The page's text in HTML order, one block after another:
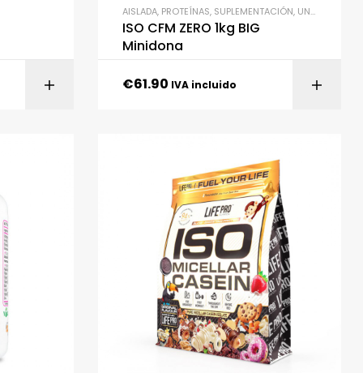
SELECCIONAR OPCIONES
AISLADA, PROTEÍNAS, SUPLEMENTACIÓN, UNCATEGORIZED
ISO CFM ZERO 1kg BIG
Minidona
€61.90 IVA incluido